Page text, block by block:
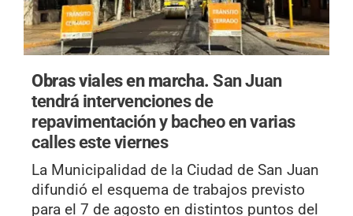
Obras viales en marcha.San Juan
tendrá intervenciones de
repavimentación y bacheo en varias
calles este viernes
La Municipalidad de la Ciudad de San Juan
difundió el esquema de trabajos previsto
para el 7 de agosto en distintos puntos del